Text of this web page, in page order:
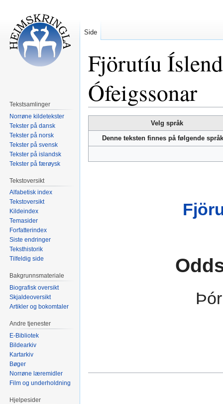
Fjörutíu
Ófeigssonar
til
navigering
til
Velg språk
Denne teksten finnes på følgende
Side
Tekstsamlinger
Norrøne kildetekster
Tekster på dansk
Tekster på norsk
Tekster på svensk
Tekster på islandsk
Tekster på færøysk
Tekstoversikt
Alfabetisk index
Tekstoversikt
Kildeindex
Temasider
Forfatterindex
Siste endringer
Teksthistorik
Tilfeldig side
Bakgrunnsmateriale
Biografisk oversikt
Skjaldeoversikt
Artikler og bokomtaler
Andre tjenester
E-Bibliotek
Bildearkiv
Kartarkiv
Bøger
Norrøne læremidler
Film og underholdning
Hjelpesider